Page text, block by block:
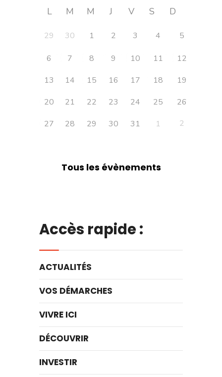
L M M J V S D
29 30 1 2 3 4 5
6 7 8 9 10 11
12
13
14 15 16 17 18
19
20
21 22 23 24 25
26
27
28 29 30 31 1 2
Tous les évènements
Accès rapide :
ACTUALITÉS
VOS DÉMARCHES
VIVRE ICI
DÉCOUVRIR
INVESTIR